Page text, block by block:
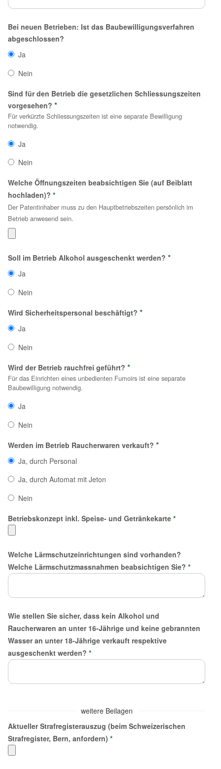
Bei neuen Betrieben: Ist das Baubewilligungsverfahren
abgeschlossen?
Ja
Nein
Sind für den Betrieb die gesetzlichen Schliessungszeiten
vorgesehen? *
Für verkürzte Schliessungszeiten ist eine separate Bewilligung
notwendig.
Ja
Nein
Welche Öffnungszeiten beabsichtigen Sie (auf Beiblatt
hochladen)? *
Der Patentinhaber muss zu den Hauptbetriebszeiten persönlich im
Betrieb anwesend sein.
Soll im Betrieb Alkohol ausgeschenkt werden? *
Ja
Nein
Wird Sicherheitspersonal beschäftigt? *
Ja
Nein
Wird der Betrieb rauchfrei geführt? *
Für das Einrichten eines unbedienten Fumoirs ist eine separate
Baubewilligung notwendig.
Ja
Nein
Werden im Betrieb Raucherwaren verkauft? *
Ja, durch Personal
Ja, durch Automat mit Jeton
Nein
Betriebskonzept inkl. Speise- und Getränkekarte *
Welche Lärmschutzeinrichtungen sind vorhanden?
Welche Lärmschutzmassnahmen beabsichtigen Sie? *
Wie stellen Sie sicher, dass kein Alkohol und
Raucherwaren an unter 16-Jährige und keine gebrannten
Wasser an unter 18-Jährige verkauft respektive
ausgeschenkt werden? *
weitere Beilagen
Aktueller Strafregisterauszug (beim Schweizerischen
Strafregister, Bern, anfordern) *